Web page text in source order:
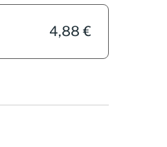
4,88 €